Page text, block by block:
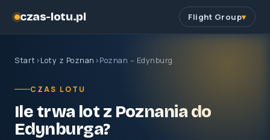
czas-lotu.pl Flight Group
Start ›Loty z Poznan ›Poznan – Edynburg
CZAS LOTU
Ile trwa lot z Poznania do
Edynburga?